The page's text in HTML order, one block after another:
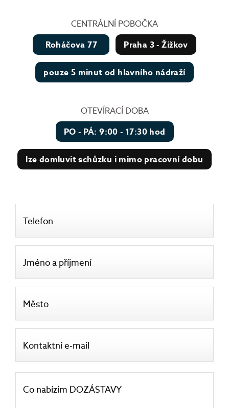
CENTRÁLNÍ POBOČKA
Roháčova 77
Praha 3 - Žižkov
pouze 5 minut od hlavního nádraží
OTEVÍRACÍ DOBA
PO - PÁ: 9:00 - 17:30 hod
lze domluvit schůzku i mimo pracovní dobu
Telefon
Jméno a příjmení
Město
Kontaktní e-mail
Co nabízím DOZÁSTAVY